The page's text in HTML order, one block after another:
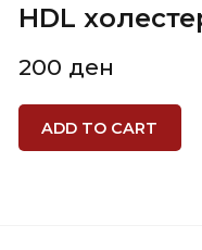
HDL
200 ден
ADD TO CART